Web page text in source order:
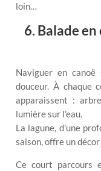
loin…
6. Balade
Naviguer en
douceur. À chaque
apparaissent :
lumière sur l’eau.
La lagune, d’une
saison, offre un
Ce court parcours